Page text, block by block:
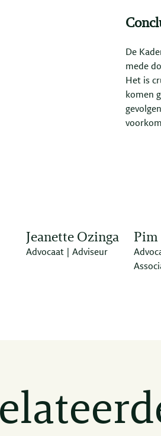
De
mede
Het is
komen
Jeanette Ozinga
Advocaat | Adviseur
Pim